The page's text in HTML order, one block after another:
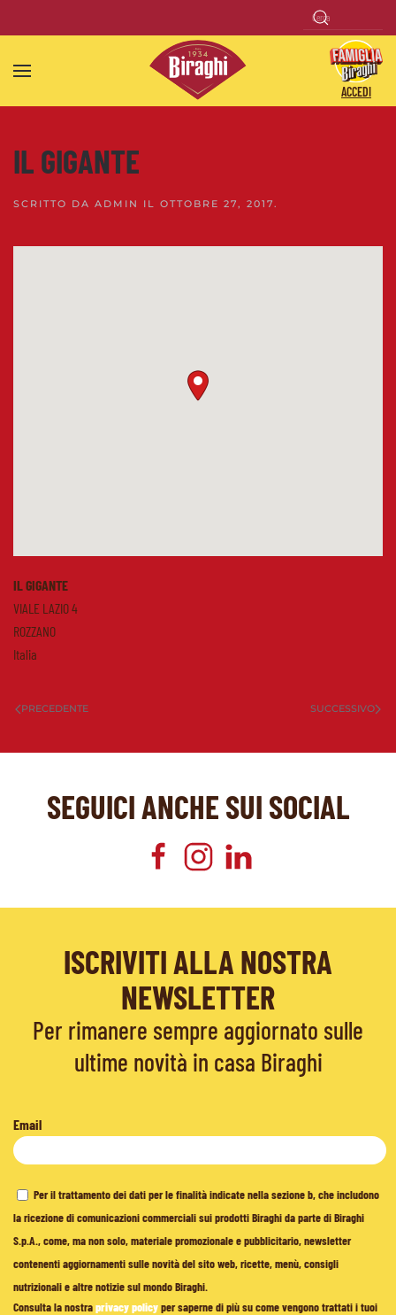
Skip to main content
ACCEDI
IL GIGANTE
SCRITTO DA ADMIN IL OTTOBRE 27, 2017.
IL GIGANTE
VIALE LAZIO 4
ROZZANO
Italia
PRECEDENTE SUCCESSIVO
SEGUICI ANCHE SUI SOCIAL
ISCRIVITI ALLA NOSTRA
NEWSLETTER
Per rimanere sempre aggiornato sulle
ultime novità in casa Biraghi
Email
Per il trattamento dei dati per le finalità indicate nella sezione b, che includono
la ricezione di comunicazioni commerciali sui prodotti Biraghi da parte di Biraghi
S.p.A., come, ma non solo, materiale promozionale e pubblicitario, newsletter
contenenti aggiornamenti sulle novità del sito web, ricette, menù, consigli
nutrizionali e altre notizie sul mondo Biraghi.
Consulta la nostraprivacy policyper saperne di più su come vengono trattati i tuoi